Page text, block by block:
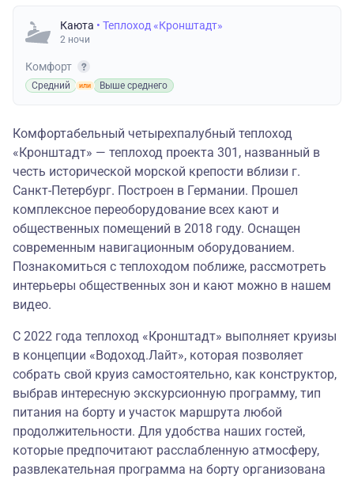
Каюта • Теплоход «Кронштадт»
2 ночи
Комфорт
Средний Выше среднего
Комфортабельный четырехпалубный теплоход
«Кронштадт» — теплоход проекта 301, названный в
честь исторической морской крепости вблизи г.
Санкт-Петербург. Построен в Германии. Прошел
комплексное переоборудование всех кают и
общественных помещений в 2018 году. Оснащен
современным навигационным оборудованием.
Познакомиться с теплоходом поближе, рассмотреть
интерьеры общественных зон и кают можно в нашем
видео.
С 2022 года теплоход «Кронштадт» выполняет круизы
в концепции «Водоход.Лайт», которая позволяет
собрать свой круиз самостоятельно, как конструктор,
выбрав интересную экскурсионную программу, тип
питания на борту и участок маршрута любой
продолжительности. Для удобства наших гостей,
которые предпочитают расслабленную атмосферу,
развлекательная программа на борту организована